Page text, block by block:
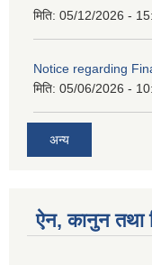
मिति: 05/12/2026 -
Notice regarding
मिति: 05/06/2026 -
अन्य
ऐन, कानुन तथा